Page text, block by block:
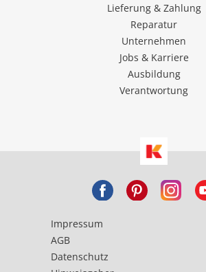
Lieferung & Zahlung
Reparatur
Unternehmen
Jobs & Karriere
Ausbildung
Verantwortung
Impressum
AGB
Datenschutz